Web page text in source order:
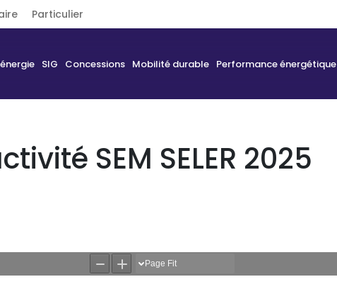
Particulier
SIG Concessions Mobilité durable Performance énergétique
SEM SELER 2025